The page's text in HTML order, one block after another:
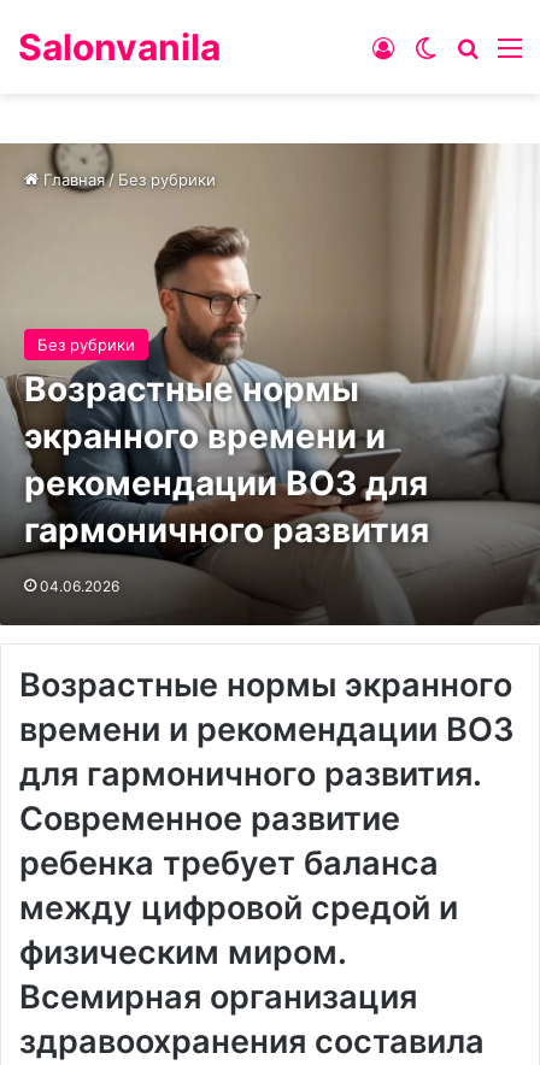
Salonvanila Switch skin
Войти
Главная/ Без рубрики
Без рубрики
Возрастные нормы
экранного времени и
рекомендации ВОЗ для
гармоничного развития
04.06.2026
Возрастные нормы экранного
времени и рекомендации ВОЗ
для гармоничного развития.
Современное развитие
ребенка требует баланса
между цифровой средой и
физическим миром.
Всемирная организация
здравоохранения составила